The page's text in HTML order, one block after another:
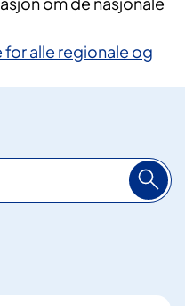
alle regionale og